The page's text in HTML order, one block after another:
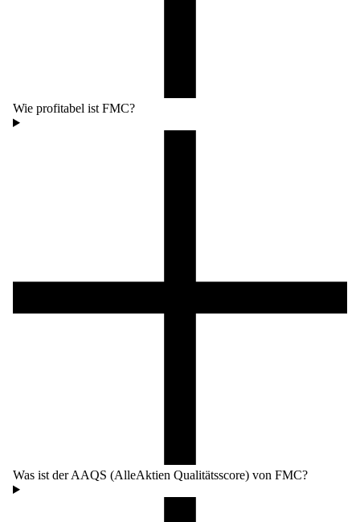
Wie profitabel ist FMC?
Was ist der AAQS (AlleAktien Qualitätsscore) von FMC?